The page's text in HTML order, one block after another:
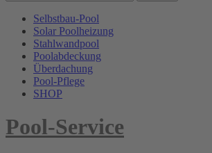
Selbstbau-Pool
Solar Poolheizung
Stahlwandpool
Poolabdeckung
Überdachung
Pool-Pflege
SHOP
Pool-Service